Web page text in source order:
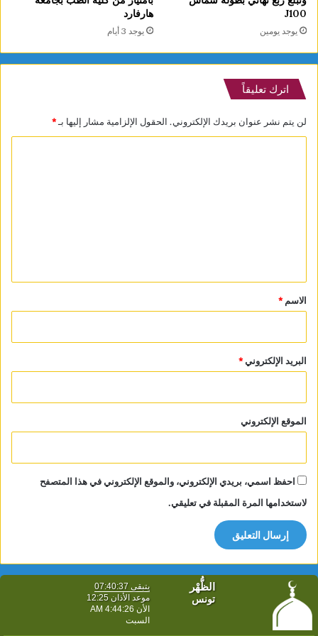
J100
يوجد يومين
هارفارد
يوجد 3 أيام
اترك تعليقاً
لن يتم نشر عنوان بريدك الإلكتروني. الحقول الإلزامية مشار إليها بـ*
*
الاسم *
البريد الإلكتروني*
الموقع الإلكتروني
احفظ اسمي، بريدي الإلكتروني، والموقع الإلكتروني في هذا المتصفح
لاستخدامها المرة المقبلة في تعليقي.